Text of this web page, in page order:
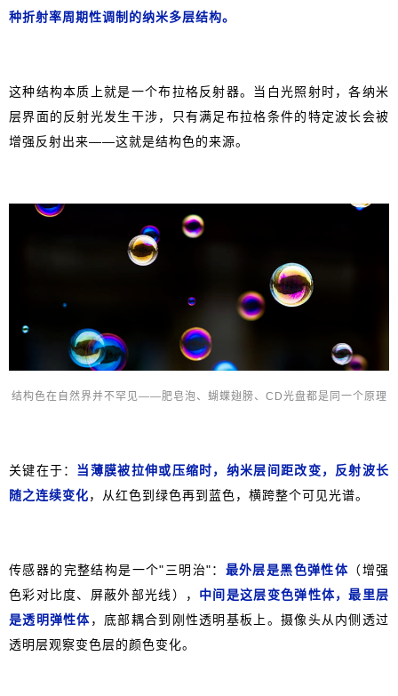
种折射率周期性调制的纳米多层结构。
这种结构本质上就是一个布拉格反射器。当白光照射时，各纳米
层界面的反射光发生干涉，只有满足布拉格条件的特定波长会被
增强反射出来——这就是结构色的来源。
结构色在自然界并不罕见——肥皂泡、蝴蝶翅膀、CD光盘都是同一个原理
关键在于： 当薄膜被拉伸或压缩时，纳米层间距改变，反射波长
随之连续变化，从红色到绿色再到蓝色，横跨整个可见光谱。
传感器的完整结构是一个"三明治"： 最外层是黑色弹性体 （增强
色彩对比度、屏蔽外部光线）， 中间是这层变色弹性体，最里层
是透明弹性体，底部耦合到刚性透明基板上。摄像头从内侧透过
透明层观察变色层的颜色变化。